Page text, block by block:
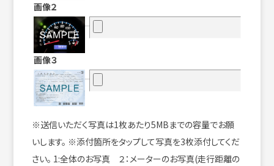
画像２
画像３
※送信いただく写真は1枚あたり5MBまでの容量でお願
いします。 ※添付箇所をタップして写真を3枚添付してくだ
さい。 1:全体のお写真 ２：メーターのお写真(走行距離の